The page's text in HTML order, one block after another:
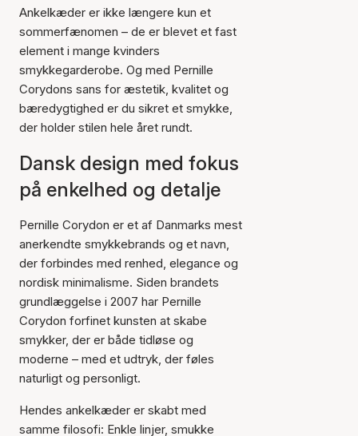
Ankelkæder er ikke længere kun et
sommerfænomen – de er blevet et fast
element i mange kvinders
smykkegarderobe. Og med Pernille
Corydons sans for æstetik, kvalitet og
bæredygtighed er du sikret et smykke,
der holder stilen hele året rundt.
Dansk design med fokus
på enkelhed og detalje
Pernille Corydon er et af Danmarks mest
anerkendte smykkebrands og et navn,
der forbindes med renhed, elegance og
nordisk minimalisme. Siden brandets
grundlæggelse i 2007 har Pernille
Corydon forfinet kunsten at skabe
smykker, der er både tidløse og
moderne – med et udtryk, der føles
naturligt og personligt.
Hendes ankelkæder er skabt med
samme filosofi: Enkle linjer, smukke